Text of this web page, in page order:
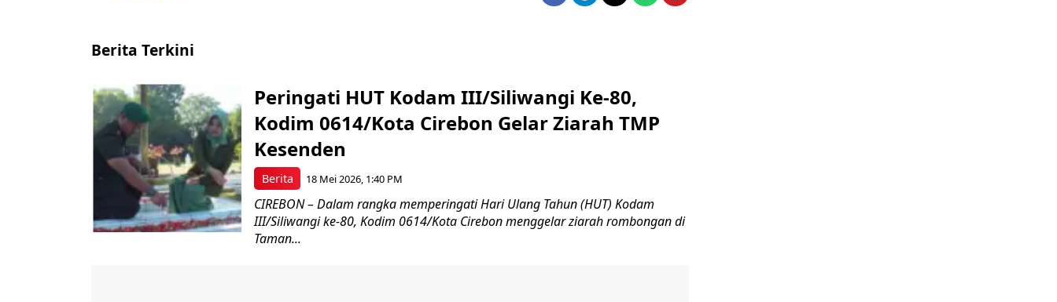
Berita Terkini
Berita
Peringati HUT Kodam III/Siliwangi Ke-80,
Kodim 0614/Kota Cirebon Gelar Ziarah TMP
Kesenden
18 Mei 2026, 1:40 PM
CIREBON – Dalam rangka memperingati Hari Ulang Tahun (HUT) Kodam
III/Siliwangi ke-80, Kodim 0614/Kota Cirebon menggelar ziarah rombongan di
Taman...